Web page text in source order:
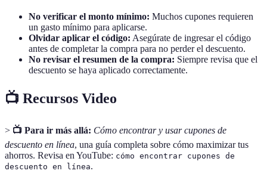
No verificar el monto mínimo: Muchos cupones requieren
un gasto mínimo para aplicarse.
Olvidar aplicar el código: Asegúrate de ingresar el código
antes de completar la compra para no perder el descuento.
No revisar el resumen de la compra: Siempre revisa que el
descuento se haya aplicado correctamente.
📺 Recursos Video
> 📺 Para ir más allá: Cómo encontrar y usar cupones de
descuento en línea, una guía completa sobre cómo maximizar tus
ahorros. Revisa en YouTube: cómo encontrar cupones de
descuento en línea.